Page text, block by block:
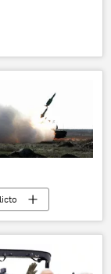
📰 Operación rusa de desmilitarización y desnazificación de Ucrania